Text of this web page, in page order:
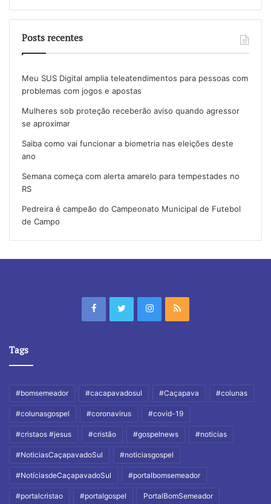
Posts recentes
Meu SUS Digital amplia teleatendimentos para pessoas com
problemas com jogos e apostas
Mulheres sob proteção receberão aviso quando agressor
se aproximar
Saiba como vai funcionar a biometria nas eleições deste
ano
Semana começa com alerta amarelo para tempestades no
RS
Pedreira é campeão do Campeonato Municipal de Futebol
de Campo
Tags
#bomsemeador #cacapavadosul #Caçapava #colunas
#colunasgospel #coronavirus #covid-19
#cristaos #jesus #cristão #gospelnews #noticias
#NoticiasCaçapavadoSul #noticiasgospel
#NotíciasdeCaçapavadoSul #portalbomsemeador
#portalcristao #portalgospel PortalBomSemeador